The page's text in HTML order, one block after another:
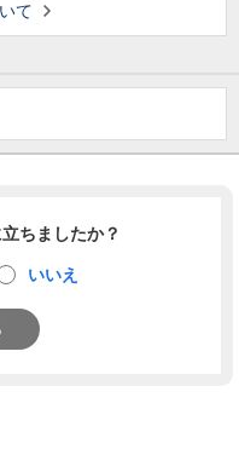
て
ちましたか？
いいえ